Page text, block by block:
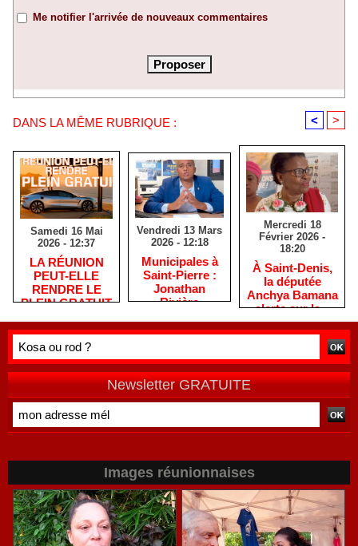
Me notifier l'arrivée de nouveaux commentaires
DANS LA MÊME RUBRIQUE : < >
Samedi 16 Mai
2026 - 12:37
​LA RÉUNION
PEUT-ELLE
RENDRE LE
PLEIN GRATUIT
Vendredi 13 Mars
2026 - 12:18
​Municipales à
Saint-Pierre :
Jonathan
Rivière
habitants après
de terrain
Mercredi 18
Février 2026 -
18:20
​À Saint-Denis,
la députée
Anchya Bamana
alerte sur la «
double peine »
vécue par
Newsletter GRATUITE
Images réunionnaises